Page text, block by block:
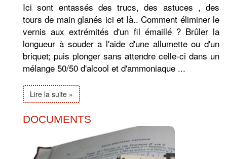
Ici sont entassés des trucs, des astuces , des
tours de main glanés ici et là.. Comment éliminer le
vernis aux extrémités d'un fil émaillé ? Brûler la
longueur à souder a l'aide d'une allumette ou d'un
briquet; puis plonger sans attendre celle-ci dans un
mélange 50/50 d'alcool et d'ammoniaque ...
Lire la suite »
DOCUMENTS